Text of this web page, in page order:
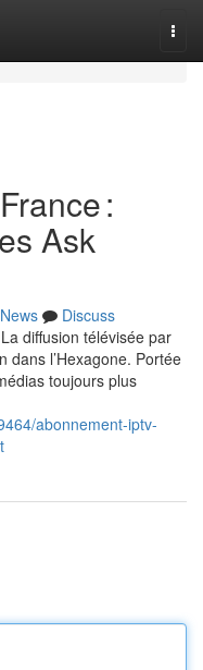
:
Ask
News
Discuss
diffusion télévisée par
dans l’Hexagone. Portée
toujours plus
abonnement-iptv-